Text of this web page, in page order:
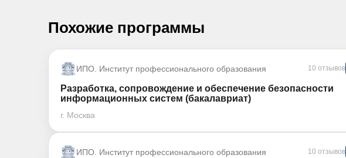
Похожие программы
ИПО. Институт профессионального образования 10 отзывов
Разработка, сопровождение и обеспечение безопасности
информационных систем (бакалавриат)
г. Москва
ИПО. Институт профессионального образования 10 отзывов